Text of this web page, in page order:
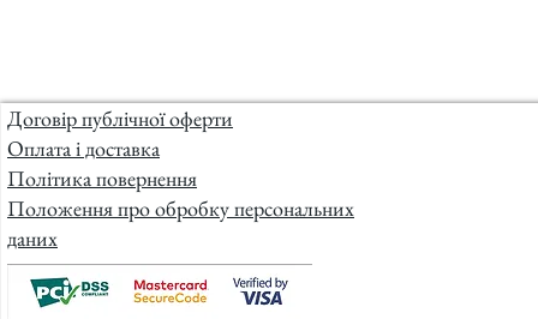
Договір публічної оферти
Оплата і доставка
Політика повернення
Положення про обробку персональних
даних